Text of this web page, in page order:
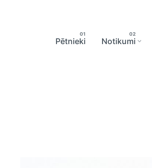
Pētnieki Notikumi